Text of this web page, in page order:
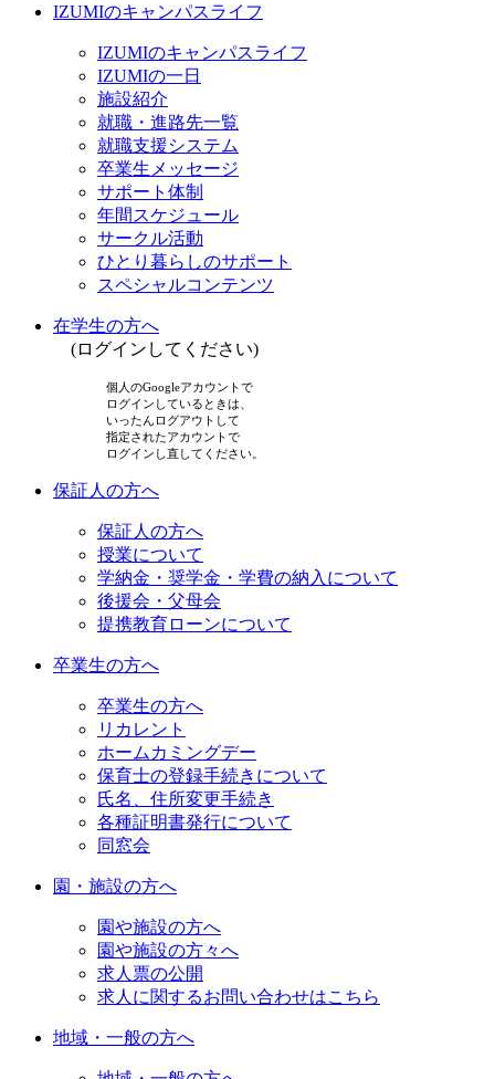
IZUMIのキャンパスライフ
IZUMIのキャンパスライフ
IZUMIの一日
施設紹介
就職・進路先一覧
就職支援システム
卒業生メッセージ
サポート体制
年間スケジュール
サークル活動
ひとり暮らしのサポート
スペシャルコンテンツ
在学生の方へ
(ログインしてください)
個人のGoogleアカウントで
ログインしているときは、
いったんログアウトして
指定されたアカウントで
ログインし直してください。
保証人の方へ
保証人の方へ
授業について
学納金・奨学金・学費の納入について
後援会・父母会
提携教育ローンについて
卒業生の方へ
卒業生の方へ
リカレント
ホームカミングデー
保育士の登録手続きについて
氏名、住所変更手続き
各種証明書発行について
同窓会
園・施設の方へ
園や施設の方へ
園や施設の方々へ
求人票の公開
求人に関するお問い合わせはこちら
地域・一般の方へ